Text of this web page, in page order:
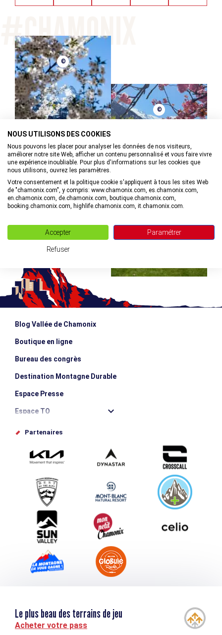
©
©
©
©
Blog Vallée de Chamonix
Boutique en ligne
Bureau des congrès
Destination Montagne Durable
Espace Presse
Espace TO
Offices de tourisme
Proposez votre évènement
Service groupes et séminaires
Téléchargements
Tourisme et handicap
Partenaires
Le plus beau des terrains de jeu
Acheter votre pass
NOUS UTILISONS DES COOKIES
Nous pouvons les placer pour analyser les données de nos visiteurs,
améliorer notre site Web, afficher un contenu personnalisé et vous faire vivre
une expérience inoubliable. Pour plus d'informations sur les cookies que
nous utilisons, ouvrez les paramètres.
Votre consentement et la politique cookie s'appliquent à tous les sites Web
de "chamonix.com", y compris: www.chamonix.com, es.chamonix.com,
en.chamonix.com, de.chamonix.com, boutique.chamonix.com,
booking.chamonix.com, highlife.chamonix.com, it.chamonix.com.
Accepter Paramétrer
Refuser